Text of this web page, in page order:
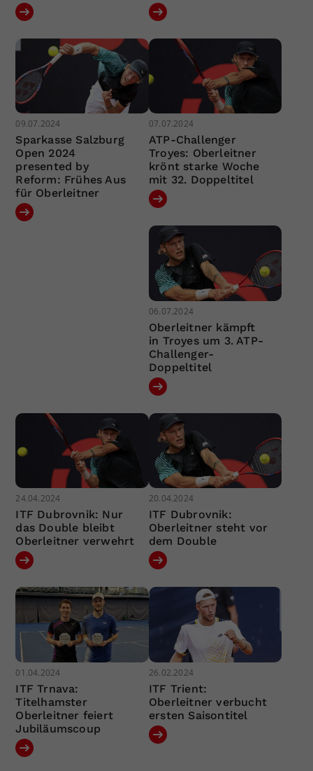
09.07.2024
Sparkasse Salzburg
Open 2024
presented by
Reform: Frühes Aus
für Oberleitner
07.07.2024
ATP-Challenger
Troyes: Oberleitner
krönt starke Woche
mit 32. Doppeltitel
06.07.2024
Oberleitner kämpft
in Troyes um 3. ATP-
Challenger-
Doppeltitel
24.04.2024
ITF Dubrovnik: Nur
das Double bleibt
Oberleitner verwehrt
20.04.2024
ITF Dubrovnik:
Oberleitner steht vor
dem Double
01.04.2024
ITF Trnava:
Titelhamster
Oberleitner feiert
Jubiläumscoup
26.02.2024
ITF Trient:
Oberleitner verbucht
ersten Saisontitel